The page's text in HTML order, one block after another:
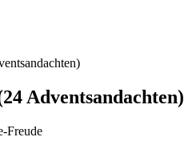
Adventsandachten)